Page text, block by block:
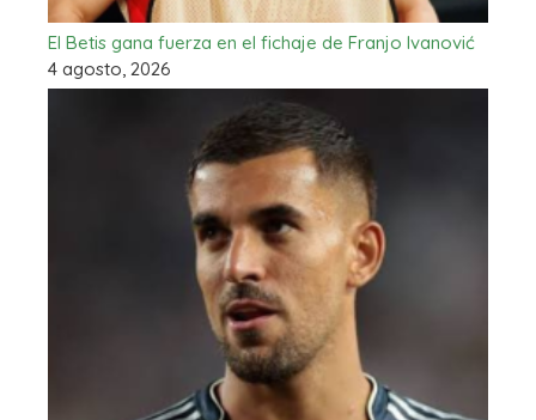
El Betis gana fuerza en el fichaje de Franjo Ivanović
4 agosto, 2026